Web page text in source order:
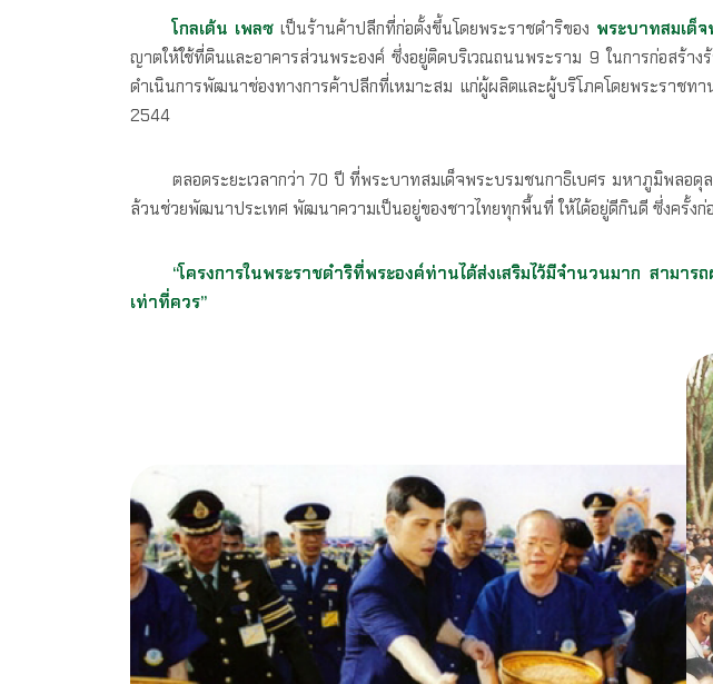
โกลเด้น เพลซเป็นร้านค้าปลีกที่ก่อตั้งขึ้นโดยพระราชดำริของ พระบาทสมเด็
ญาตให้ใช้ที่ดินและอาคารส่วนพระองค์ ซึ่งอยู่ติดบริเวณถนนพระราม 9 ในการก่อสร้าง
ดำเนินการพัฒนาช่องทางการค้าปลีกที่เหมาะสม แก่ผู้ผลิตและผู้บริโภคโดยพระราชทา
2544
ตลอดระยะเวลากว่า 70 ปี ที่พระบาทสมเด็จพระบรมชนกาธิเบศร มหาภูมิพลอดุ
ล้วนช่วยพัฒนาประเทศ พัฒนาความเป็นอยู่ของชาวไทยทุกพื้นที่ ให้ได้อยู่ดีกินดี ซึ่งครั้งก่
“โครงการในพระราชดำริที่พระองค์ท่านได้ส่งเสริมไว้มีจำนวนมาก สา
เท่าที่ควร”